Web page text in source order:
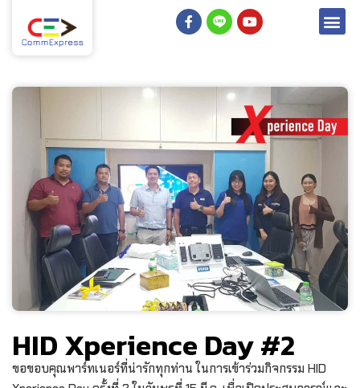
HID Xperience Day #2
ขอขอบคุณพาร์ทเนอร์ที่น่ารักทุกท่าน ในการเข้าร่วมกิจกรรม HID